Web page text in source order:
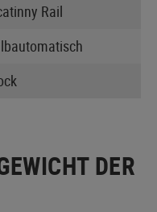
Rail
DER